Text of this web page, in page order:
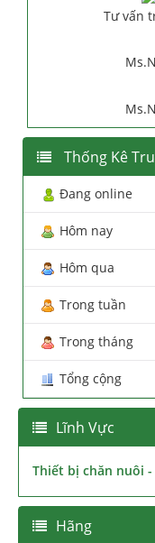
Tư vấn
Thống Kê
Đang online
Hôm nay
Hôm qua
Trong tuần
Trong tháng
Tổng cộng
Lĩnh Vực
Thiết bị chăn nuôi -
Hãng